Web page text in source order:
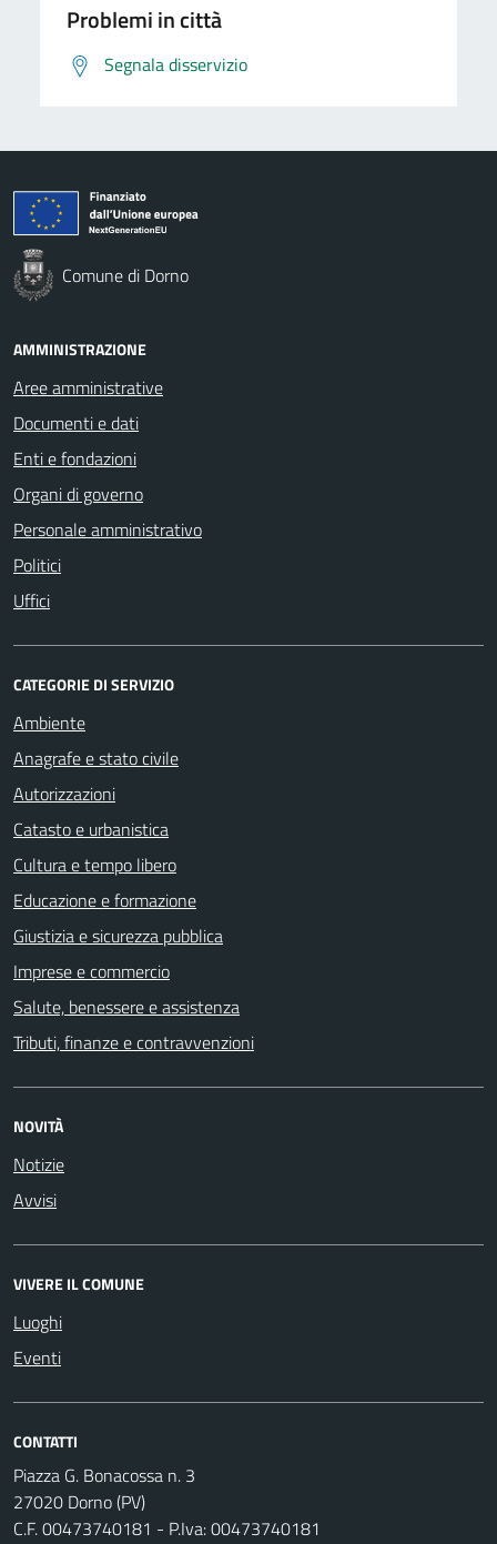
Problemi in città
Segnala disservizio
Comune di Dorno
AMMINISTRAZIONE
Aree amministrative
Documenti e dati
Enti e fondazioni
Organi di governo
Personale amministrativo
Politici
Uffici
CATEGORIE DI SERVIZIO
Ambiente
Anagrafe e stato civile
Autorizzazioni
Catasto e urbanistica
Cultura e tempo libero
Educazione e formazione
Giustizia e sicurezza pubblica
Imprese e commercio
Salute, benessere e assistenza
Tributi, finanze e contravvenzioni
NOVITÀ
Notizie
Avvisi
VIVERE IL COMUNE
Luoghi
Eventi
CONTATTI
Piazza G. Bonacossa n. 3
27020 Dorno (PV)
C.F. 00473740181 - P.Iva: 00473740181